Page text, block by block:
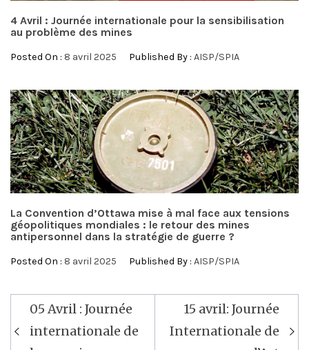
4 Avril : Journée internationale pour la sensibilisation
au problème des mines
Posted On : 8 avril 2025 Published By : AISP/SPIA
La Convention d’Ottawa mise à mal face aux tensions
géopolitiques mondiales : le retour des mines
antipersonnel dans la stratégie de guerre ?
Posted On : 8 avril 2025 Published By : AISP/SPIA
Navigation
de
05 Avril : Journée
internationale de
15 avril: Journée
Internationale de